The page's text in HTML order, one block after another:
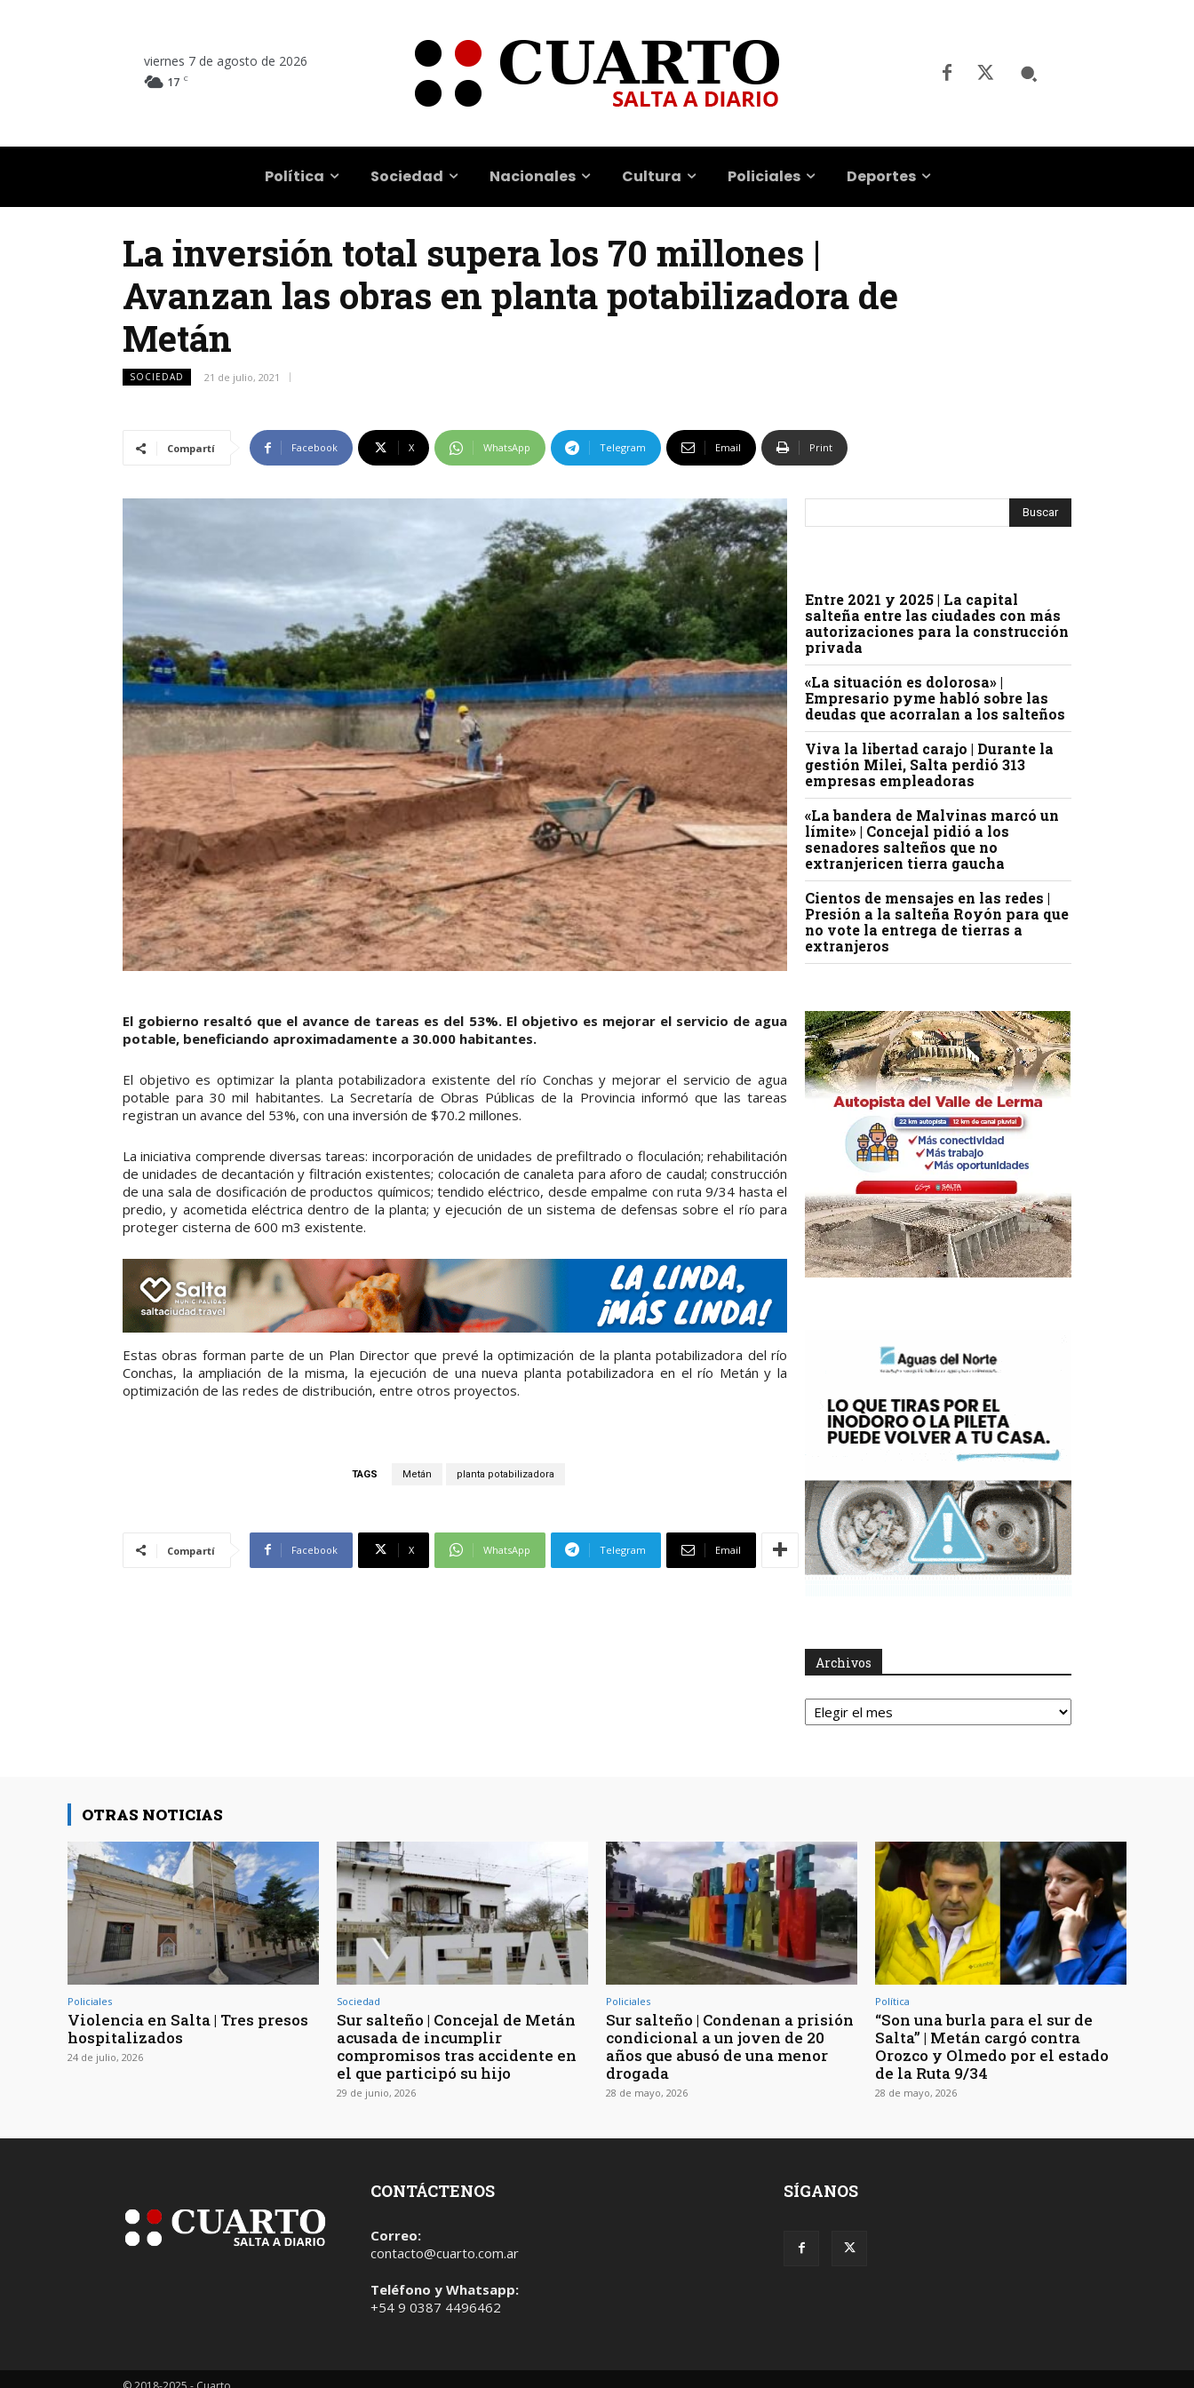
viernes 7 de agosto de 2026
17 C
Política Sociedad Nacionales Cultura Policiales Deportes
La inversión total supera los 70 millones |
Avanzan las obras en planta potabilizadora de
Metán
SOCIEDAD 21 de julio, 2021
Compartí Facebook X WhatsApp Telegram Email Print
El gobierno resaltó que el avance de tareas es del 53%. El objetivo es mejorar el servicio de agua
potable, beneficiando aproximadamente a 30.000 habitantes.
El objetivo es optimizar la planta potabilizadora existente del río Conchas y mejorar el servicio de agua
potable para 30 mil habitantes. La Secretaría de Obras Públicas de la Provincia informó que las tareas
registran un avance del 53%, con una inversión de $70.2 millones.
La iniciativa comprende diversas tareas: incorporación de unidades de prefiltrado o floculación; rehabilitación
de unidades de decantación y filtración existentes; colocación de canaleta para aforo de caudal; construcción
de una sala de dosificación de productos químicos; tendido eléctrico, desde empalme con ruta 9/34 hasta el
predio, y acometida eléctrica dentro de la planta; y ejecución de un sistema de defensas sobre el río para
proteger cisterna de 600 m3 existente.
Estas obras forman parte de un Plan Director que prevé la optimización de la planta potabilizadora del río
Conchas, la ampliación de la misma, la ejecución de una nueva planta potabilizadora en el río Metán y la
optimización de las redes de distribución, entre otros proyectos.
TAGS Metán planta potabilizadora
Compartí Facebook X WhatsApp Telegram Email
Entre 2021 y 2025 | La capital
salteña entre las ciudades con más
autorizaciones para la construcción
privada
«La situación es dolorosa» |
Empresario pyme habló sobre las
deudas que acorralan a los salteños
Viva la libertad carajo | Durante la
gestión Milei, Salta perdió 313
empresas empleadoras
«La bandera de Malvinas marcó un
límite» | Concejal pidió a los
senadores salteños que no
extranjericen tierra gaucha
Cientos de mensajes en las redes |
Presión a la salteña Royón para que
no vote la entrega de tierras a
extranjeros
Archivos
Archivos
OTRAS NOTICIAS
Policiales
Violencia en Salta | Tres presos
hospitalizados
24 de julio, 2026
Sociedad
Sur salteño | Concejal de Metán
acusada de incumplir
compromisos tras accidente en
el que participó su hijo
29 de junio, 2026
Policiales
Sur salteño | Condenan a prisión
condicional a un joven de 20
años que abusó de una menor
drogada
28 de mayo, 2026
Política
“Son una burla para el sur de
Salta” | Metán cargó contra
Orozco y Olmedo por el estado
de la Ruta 9/34
28 de mayo, 2026
CONTÁCTENOS
Correo:
contacto@cuarto.com.ar
Teléfono y Whatsapp:
+54 9 0387 4496462
SÍGANOS